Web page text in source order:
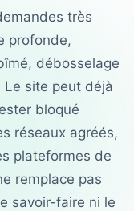
très
profonde,
débosselage
Le site peut déjà
bloqué
réseaux agréés,
plateformes de
remplace pas
savoir-faire ni le